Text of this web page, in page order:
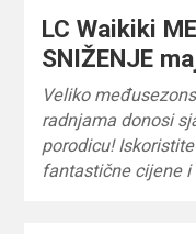
LC Waikiki
SNIŽENJE
Veliko
radnjama donosi
porodicu!
fantastične cijene